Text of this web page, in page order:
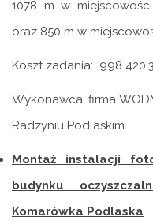
1078 m w
oraz 850 m w
Koszt zadania: 998
Wykonawca: firma
Radzyniu Podlaskim
Montaż instalacji
budynku
Komarówka Podlaska